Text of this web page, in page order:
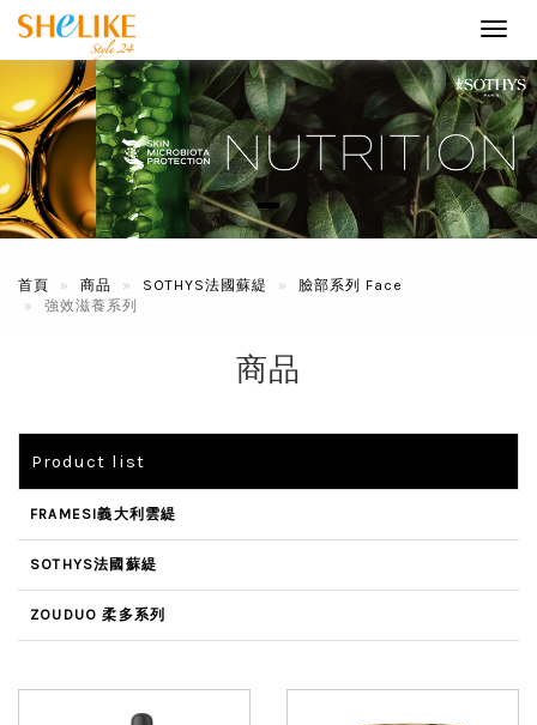
首頁 商品 SOTHYS法國蘇緹
臉部系列 Face
強效滋養系列
商品
Product list
FRAMESI義大利雲緹
SOTHYS法國蘇緹
ZOUDUO 柔多系列